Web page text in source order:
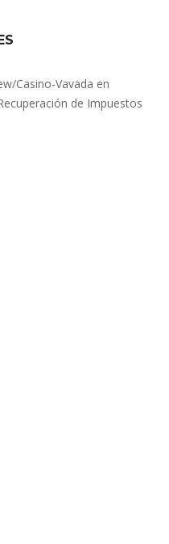
Casino-Vavada en
de Impuestos